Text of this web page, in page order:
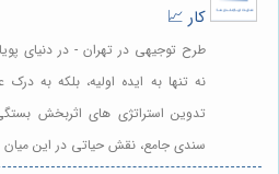
کار 📈
طرح توجیهی در تهران - در دنیای
نه تنها به ایده اولیه، بلکه به
تدوین استراتژی های اثربخش
سندی جامع، نقش حیاتی در این